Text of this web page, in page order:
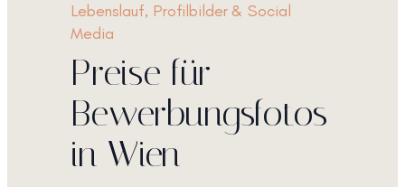
Lebenslauf, Profilbilder & Social
Media
Preise für
Bewerbungsfotos
in Wien